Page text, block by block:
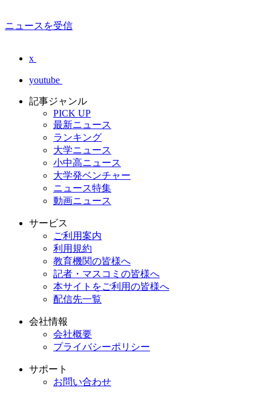
ニュースを受信
x
youtube
記事ジャンル
PICK UP
最新ニュース
ランキング
大学ニュース
小中高ニュース
大学発ベンチャー
ニュース特集
動画ニュース
サービス
ご利用案内
利用規約
教育機関の皆様へ
記者・マスコミの皆様へ
本サイトをご利用の皆様へ
配信先一覧
会社情報
会社概要
プライバシーポリシー
サポート
お問い合わせ